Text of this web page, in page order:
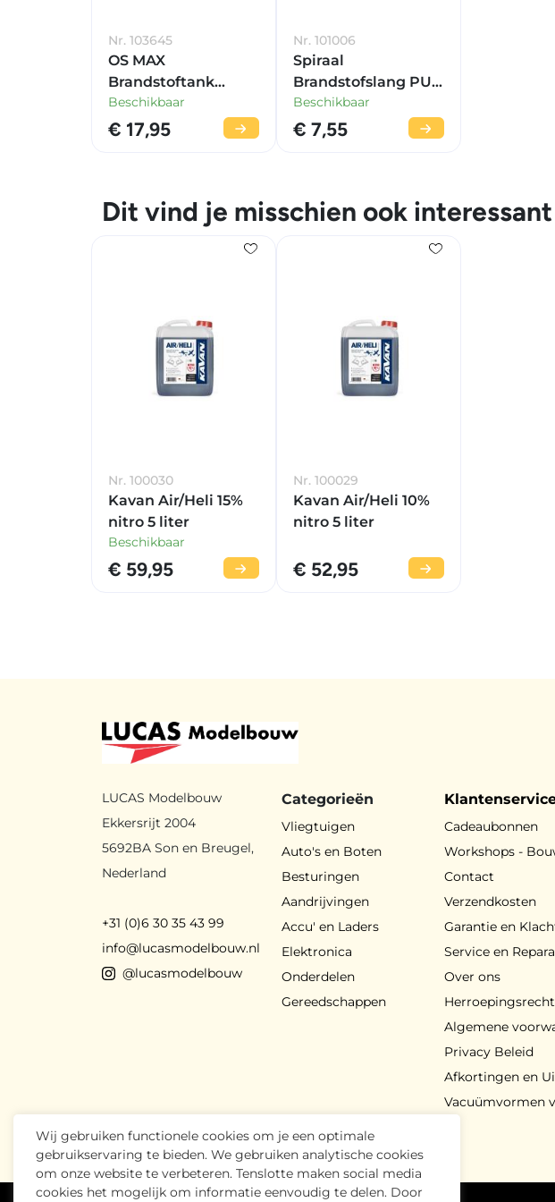
Wij gebruiken functionele cookies om je een optimale
gebruikservaring te bieden. We gebruiken analytische cookies
om onze website te verbeteren. Tenslotte maken social media
cookies het mogelijk om informatie eenvoudig te delen. Door
Nr. 103645
OS MAX
Brandstoftank
Clunk-Filter - Non-
Bubble
Beschikbaar
€ 17,95
Nr. 101006
Spiraal
Brandstofslang PU
Ø 5,0 mm Blauw
(stuks =1 m)
Beschikbaar
€ 7,55
Dit vind je misschien ook interessant
Nr. 100030
Kavan Air/Heli 15%
nitro 5 liter
Beschikbaar
€ 59,95
Nr. 100029
Kavan Air/Heli 10%
nitro 5 liter
€ 52,95
LUCAS Modelbouw
Ekkersrijt 2004
5692BA Son en Breugel,
Nederland
+31 (0)6 30 35 43 99
info@lucasmodelbouw.nl
@lucasmodelbouw
Categorieën
Vliegtuigen
Auto's en Boten
Besturingen
Aandrijvingen
Accu' en Laders
Elektronica
Onderdelen
Gereedschappen
Cadeaubonnen
Workshops -
Contact
Verzendkosten
Garantie en
Service en
Over ons
Herroepingsrecht
Algemene
Privacy Beleid
Afkortingen en
Vacuümvormen